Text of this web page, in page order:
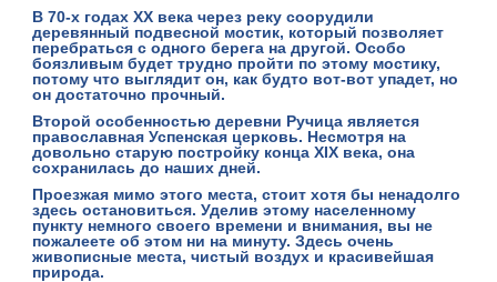
В 70-х годах XX века через реку соорудили
деревянный подвесной мостик, который позволяет
перебраться с одного берега на другой. Особо
боязливым будет трудно пройти по этому мостику,
потому что выглядит он, как будто вот-вот упадет, но
он достаточно прочный.
Второй особенностью деревни Ручица является
православная Успенская церковь. Несмотря на
довольно старую постройку конца XIX века, она
сохранилась до наших дней.
Проезжая мимо этого места, стоит хотя бы ненадолго
здесь остановиться. Уделив этому населенному
пункту немного своего времени и внимания, вы не
пожалеете об этом ни на минуту. Здесь очень
живописные места, чистый воздух и красивейшая
природа.